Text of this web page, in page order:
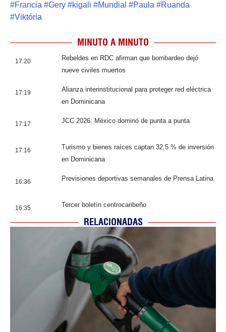
#Francia #Gery #kigali #Mundial #Paula #Ruanda
#Viktória
MINUTO A MINUTO
17:20
Rebeldes en RDC afirman que bombardeo dejó
nueve civiles muertos
17:19
Alianza interinstitucional para proteger red eléctrica
en Dominicana
17:17 JCC 2026: México dominó de punta a punta
17:16
Turismo y bienes raíces captan 32,5 % de inversión
en Dominicana
16:36 Previsiones deportivas semanales de Prensa Latina
16:35 Tercer boletín centrocaribeño
RELACIONADAS